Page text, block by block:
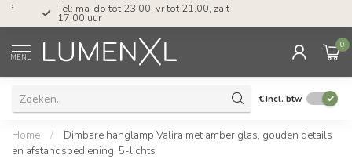
Tel: ma-do tot 23.00, vr tot 21.00, za tot
17.00 uur
MENU
0
€Incl. btw
Home /
Dimbare hanglamp Valira met amber glas, gouden details
en afstandsbediening, 5-lichts